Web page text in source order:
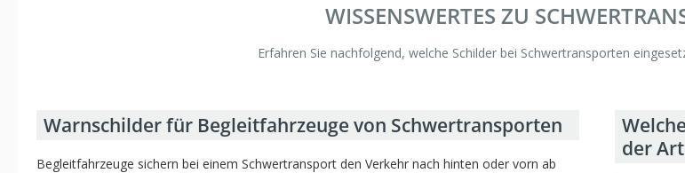
WISSENSWERTES ZU
Erfahren Sie nachfolgend, welche Schilder bei Schwertransporten
Warnschilder für Begleitfahrzeuge von Schwertransporten
Begleitfahrzeuge sichern bei einem Schwertransport den Verkehr nach hinten oder vorn ab
der